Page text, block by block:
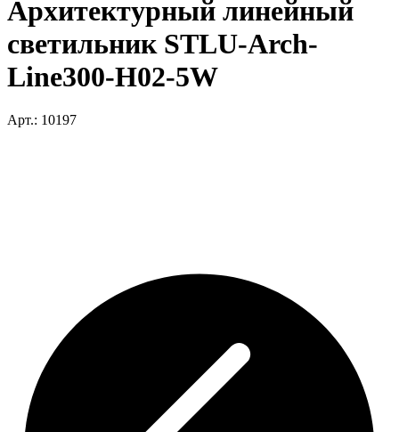
Архитектурный линейный
светильник STLU-Arch-
Line300-H02-5W
Арт.: 10197